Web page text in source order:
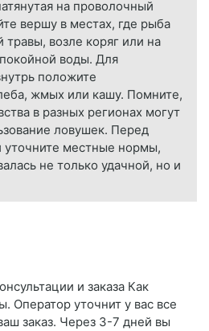
на проволочный
вершу в местах, где рыба
травы, возле коряг или на
воды. Для
положите
жмых или кашу. Помните,
в разных регионах могут
ловушек. Перед
местные нормы,
не только удачной, но и
и заказа Как
Оператор уточнит у вас все
заказ. Через 3-7 дней вы